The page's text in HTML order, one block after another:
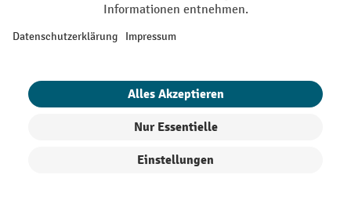
¹ Der Rabatt gilt so lange der Vorrat reicht. Der Rabatt gilt nicht auf
Sonderpreise. Eine Kombination mit anderen prozentualen Rabatten
oder Gutscheinen ist nicht möglich. | ² Der Rabatt wird einmalig bei
Tage gültig und kann ab einem Netto-Bestellwert von 250,- € online